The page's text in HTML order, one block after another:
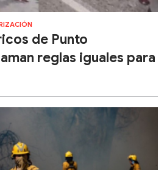
de Punto
reglas iguales para